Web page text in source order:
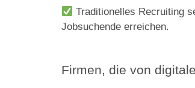
Traditionelles Recruiting
Jobsuchende erreichen.
Firmen, die von